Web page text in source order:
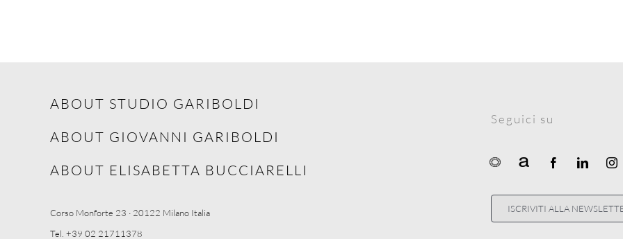
ABOUT STUDIO GARIBOLDI
ABOUT GIOVANNI GARIBOLDI
ABOUT ELISABETTA BUCCIARELLI
Corso Monforte 23 · 20122 Milano Italia
Tel. +39 02 21711378
Seguici su
ISCRIVITI ALLA